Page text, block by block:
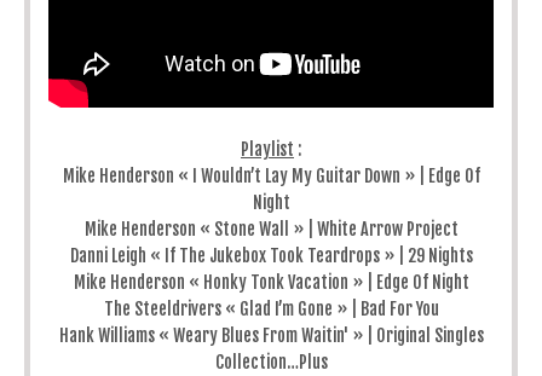
Playlist :
Mike Henderson « I Wouldn’t Lay My Guitar Down » | Edge Of
Night
Mike Henderson « Stone Wall » | White Arrow Project
Danni Leigh « If The Jukebox Took Teardrops » | 29 Nights
Mike Henderson « Honky Tonk Vacation » | Edge Of Night
The Steeldrivers « Glad I’m Gone » | Bad For You
Hank Williams « Weary Blues From Waitin' » | Original Singles
Collection…Plus